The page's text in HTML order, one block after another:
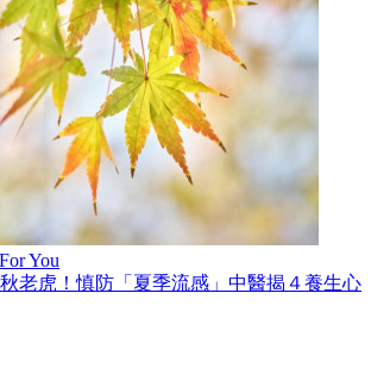
You
老虎！慎防「夏季流感」中醫揭４養生心